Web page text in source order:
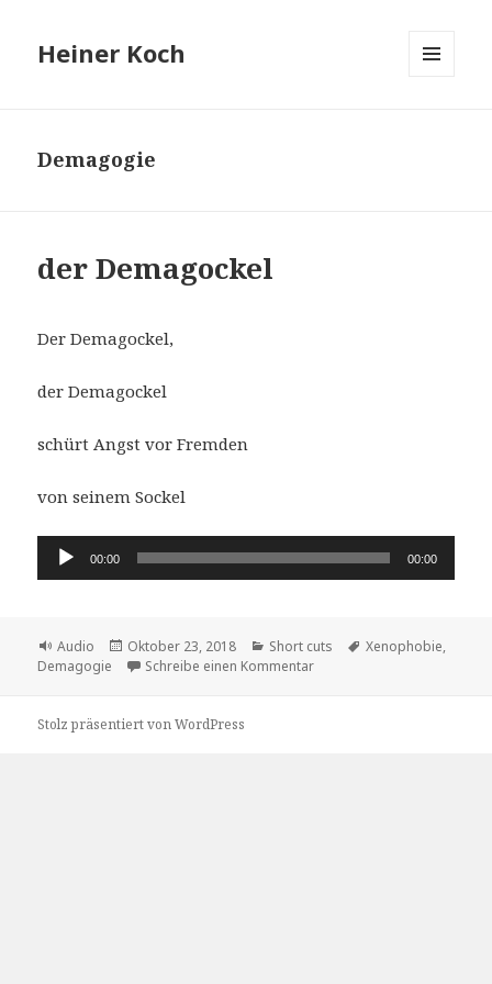
Heiner Koch
Demagogie
der Demagockel
Der Demagockel,
der Demagockel
schürt Angst vor Fremden
von seinem Sockel
Audio-
00:00 00:00
Format
Audio
Veröffentlicht
am
Oktober 23, 2018 Kategorien
Short cuts Schlagwörter
Xenophobie,
Demagogie
Schreibe einen Kommentarzu der Demagockel
Stolz präsentiert von WordPress